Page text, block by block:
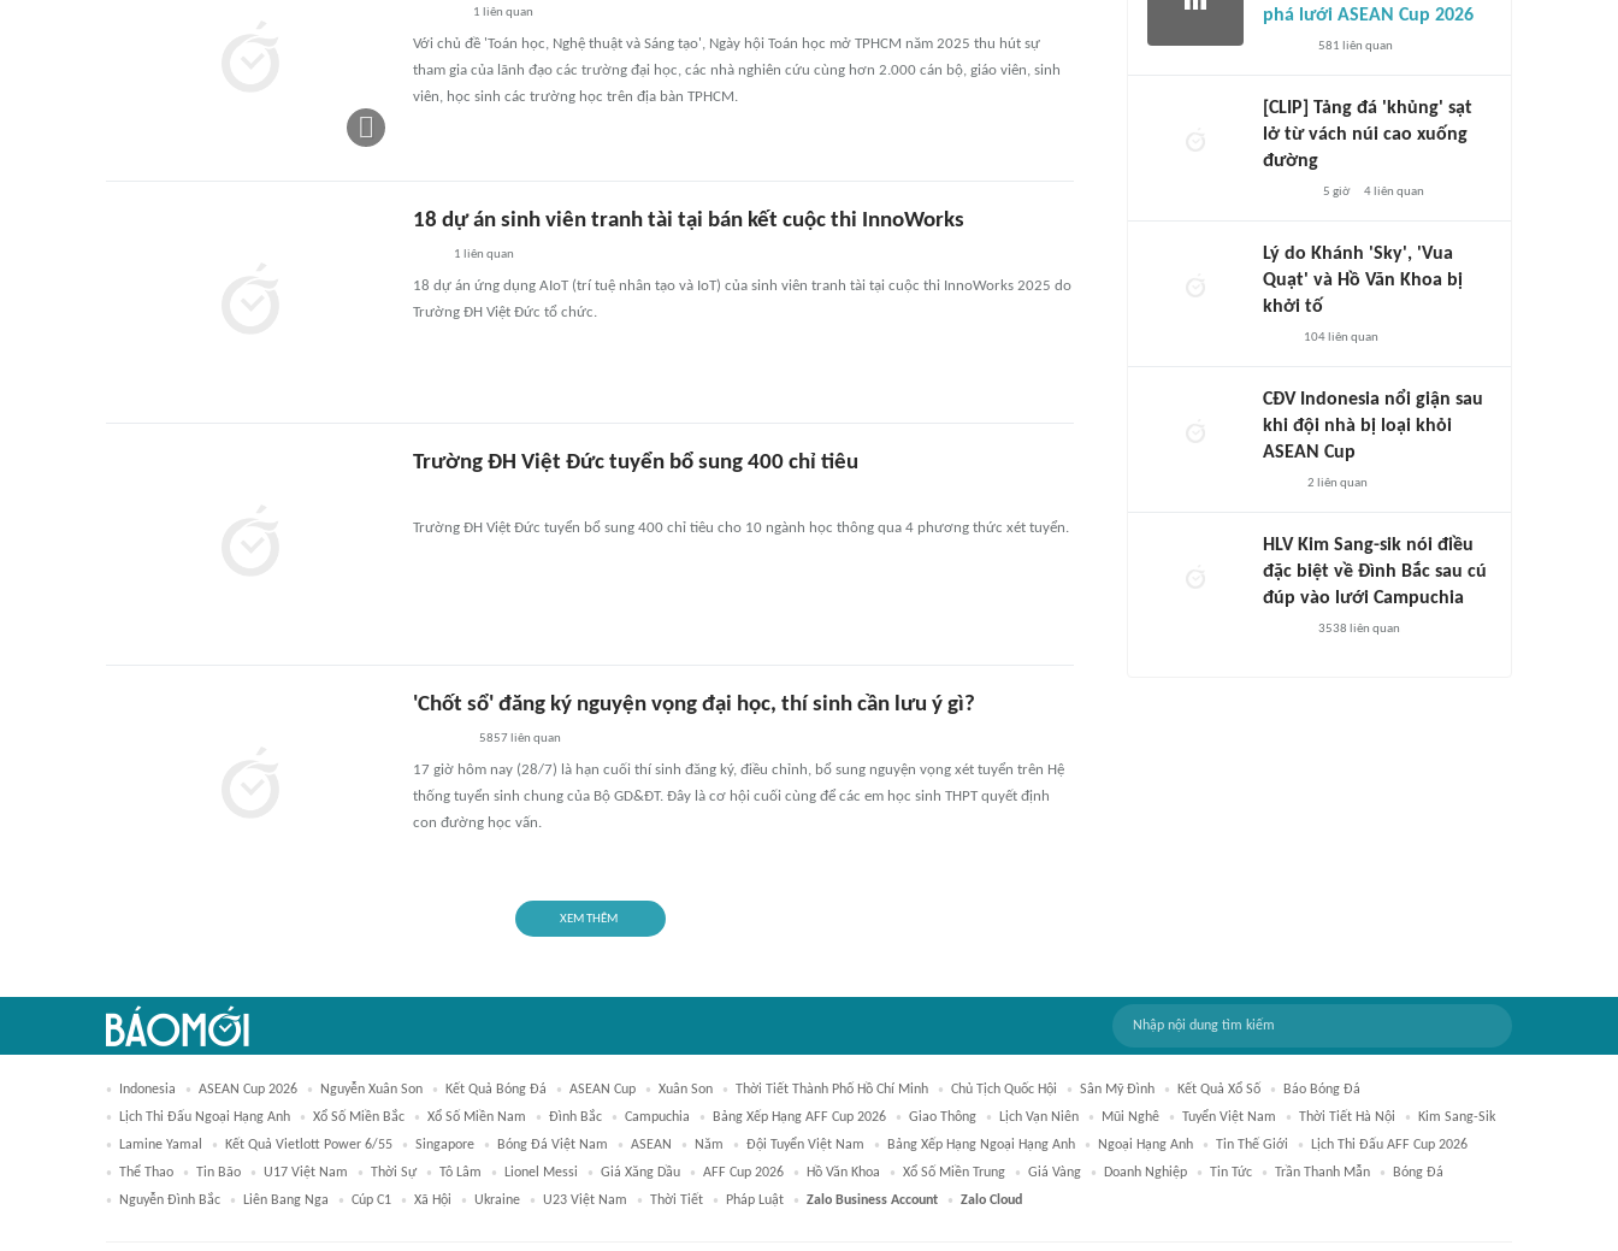
1 liên quan
Với chủ đề 'Toán học, Nghệ thuật và Sáng tạo', Ngày hội Toán học mở TPHCM năm 2025 thu hút sự
tham gia của lãnh đạo các trường đại học, các nhà nghiên cứu cùng hơn 2.000 cán bộ, giáo viên, sinh
viên, học sinh các trường học trên địa bàn TPHCM.
18 dự án sinh viên tranh tài tại bán kết cuộc thi InnoWorks
1 liên quan
18 dự án ứng dụng AIoT (trí tuệ nhân tạo và IoT) của sinh viên tranh tài tại cuộc thi InnoWorks 2025 do
Trường ĐH Việt Đức tổ chức.
Trường ĐH Việt Đức tuyển bổ sung 400 chỉ tiêu
Trường ĐH Việt Đức tuyển bổ sung 400 chỉ tiêu cho 10 ngành học thông qua 4 phương thức xét tuyển.
'Chốt sổ' đăng ký nguyện vọng đại học, thí sinh cần lưu ý gì?
5857liên quan
17 giờ hôm nay (28/7) là hạn cuối thí sinh đăng ký, điều chỉnh, bổ sung nguyện vọng xét tuyển trên Hệ
thống tuyển sinh chung của Bộ GD&ĐT. Đây là cơ hội cuối cùng để các em học sinh THPT quyết định
con đường học vấn.
XEM THÊM
phá lưới ASEAN Cup 2026
581 liên quan
[CLIP] Tảng đá 'khủng' sạt
lở từ vách núi cao xuống
đường
5 giờ 4liên quan
Lý do Khánh 'Sky', 'Vua
Quạt' và Hồ Văn Khoa bị
khởi tố
104liên quan
CĐV Indonesia nổi giận sau
khi đội nhà bị loại khỏi
ASEAN Cup
2 liên quan
HLV Kim Sang-sik nói điều
đặc biệt về Đình Bắc sau cú
đúp vào lưới Campuchia
3538 liên quan
Indonesia ASEAN Cup 2026 Nguyễn Xuân Son Kết Quả Bóng Đá ASEAN Cup Xuân Son Thời Tiết Thành Phố Hồ Chí Minh Chủ Tịch Quốc Hội Sân Mỹ Đình Kết Quả Xổ Số
Báo Bóng Đá
Lịch Thi Đấu Ngoại Hạng Anh
Xổ Số Miền Bắc Xổ Số Miền Nam Đình Bắc Campuchia Bảng Xếp Hạng AFF Cup 2026 Giao Thông Lịch Vạn Niên Mũi Nghê Tuyển Việt Nam Thời Tiết Hà Nội
Kim Sang-Sik
Lamine Yamal
Kết Quả Vietlott Power 6/55 Singapore Bóng Đá Việt Nam ASEAN Năm Đội Tuyển Việt Nam Bảng Xếp Hạng Ngoại Hạng Anh Ngoại Hạng Anh Tin Thế Giới
Lịch Thi Đấu AFF Cup 2026
Thể Thao
Tin Bão U17 Việt Nam Thời Sự Tô Lâm Lionel Messi Giá Xăng Dầu AFF Cup 2026 Hồ Văn Khoa Xổ Số Miền Trung Giá Vàng Doanh Nghiệp Tin Tức Trần Thanh Mẫn
Bóng Đá
Nguyễn Đình Bắc
Liên Bang Nga Cúp C1 Xã Hội Ukraine U23 Việt Nam Thời Tiết Pháp Luật Zalo Business Account Zalo Cloud